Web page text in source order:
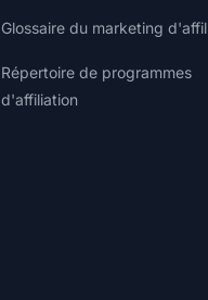
Glossaire du marketing
Répertoire de programmes
d'affiliation